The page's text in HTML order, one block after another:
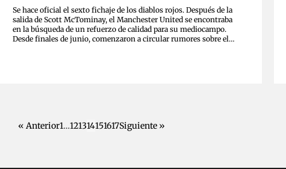
Se hace oficial el sexto fichaje de los diablos rojos. Después de la
salida de Scott McTominay, el Manchester United se encontraba
en la búsqueda de un refuerzo de calidad para su mediocampo.
Desde finales de junio, comenzaron a circular rumores sobre el
« Anterior1…121314151617Siguiente »